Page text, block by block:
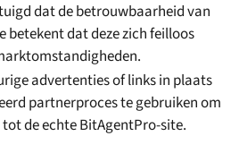
dat de betrouwbaarheid van
betekent dat deze zich feilloos
advertenties of links in plaats
partnerproces te gebruiken om
de echte BitAgentPro-site.